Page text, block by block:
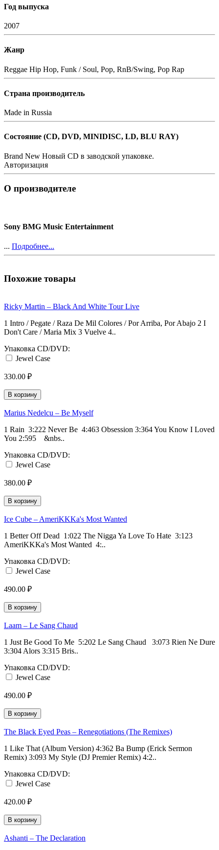
Год выпуска
2007
Жанр
Reggae Hip Hop, Funk / Soul, Pop, RnB/Swing, Pop Rap
Страна производитель
Made in Russia
Состояние (СD, DVD, MINIDISC, LD, BLU RAY)
Brand New Новый CD в заводской упаковке.
Авторизация
О производителе
Sony BMG Music Entertainment
... Подробнее...
Похожие товары
Ricky Martin ‎– Black And White Tour Live
1 Intro / Pegate / Raza De Mil Colores / Por Arriba, Por Abajo 2 I
Don't Care / Maria Mix 3 Vuelve 4..
Упаковка CD/DVD:
Jewel Case
330.00 ₽
В корзину
Marius Nedelcu ‎– Be Myself
1 Rain 3:222 Never Be 4:463 Obsession 3:364 You Know I Loved
You 2:595 &nbs..
Упаковка CD/DVD:
Jewel Case
380.00 ₽
В корзину
Ice Cube ‎– AmeriKKKa's Most Wanted
1 Better Off Dead 1:022 The Nigga Ya Love To Hate 3:123
AmeriKKKa's Most Wanted 4:..
Упаковка CD/DVD:
Jewel Case
490.00 ₽
В корзину
Laam ‎– Le Sang Chaud
1 Just Be Good To Me 5:202 Le Sang Chaud 3:073 Rien Ne Dure
3:304 Alors 3:315 Bris..
Упаковка CD/DVD:
Jewel Case
490.00 ₽
В корзину
The Black Eyed Peas ‎– Renegotiations (The Remixes)
1 Like That (Album Version) 4:362 Ba Bump (Erick Sermon
Remix) 3:093 My Style (DJ Premier Remix) 4:2..
Упаковка CD/DVD:
Jewel Case
420.00 ₽
В корзину
Ashanti ‎– The Declaration